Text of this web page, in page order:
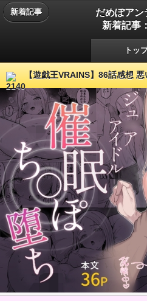
新着記事
だめぽアン
新着記事：
トッ
【遊戯王VRAINS】86話感想